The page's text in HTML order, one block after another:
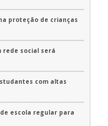
proteção de crianças
rede social será
com altas
escola regular para